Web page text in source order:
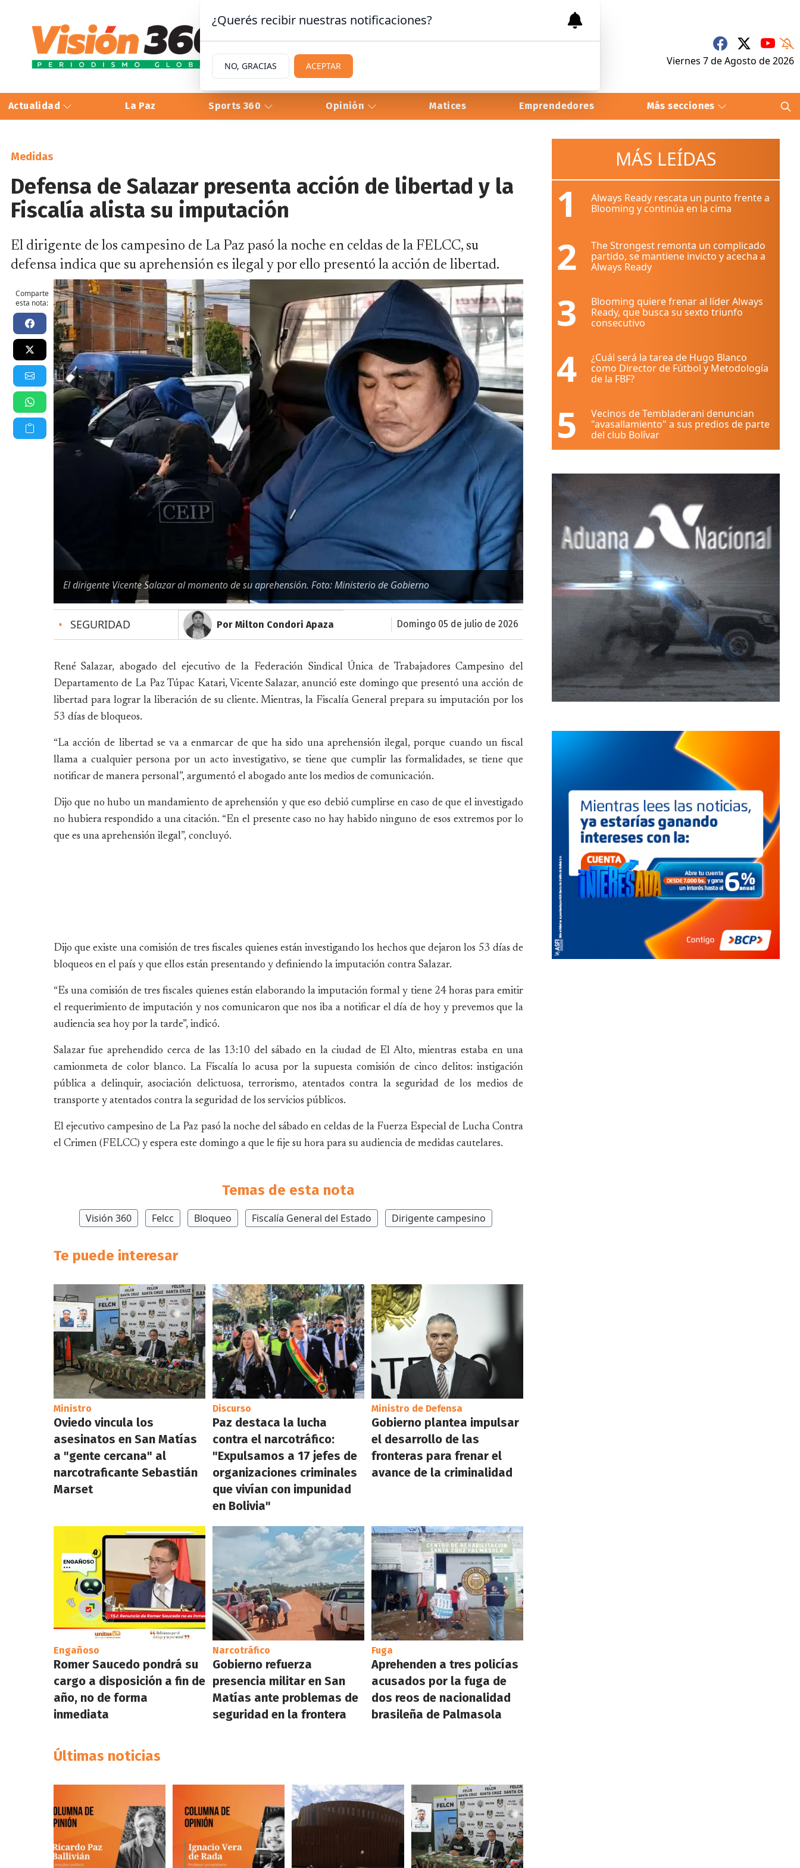
Viernes 7deAgosto de 2026
Actualidad La Paz Sports 360 Opinión Matices Emprendedores Más secciones
Medidas
Defensa de Salazar presenta acción de libertad y la
Fiscalía alista su imputación
El dirigente de los campesino de La Paz pasó la noche en celdas de la FELCC, su
defensa indica que su aprehensión es ilegal y por ello presentó la acción de libertad.
Comparte
esta nota:
El dirigente Vicente Salazar al momento de su aprehensión. Foto: Ministerio de Gobierno
• SEGURIDAD Por Milton Condori Apaza domingo 05 de julio de 2026
René Salazar, abogado del ejecutivo de la Federación Sindical Única de Trabajadores Campesino del
Departamento de La Paz Túpac Katari, Vicente Salazar, anunció este domingo que presentó una acción de
libertad para lograr la liberación de su cliente. Mientras, la Fiscalía General prepara su imputación por los
53 días de bloqueos.
“La acción de libertad se va a enmarcar de que ha sido una aprehensión ilegal, porque cuando un fiscal
llama a cualquier persona por un acto investigativo, se tiene que cumplir las formalidades, se tiene que
notificar de manera personal”, argumentó el abogado ante los medios de comunicación.
Dijo que no hubo un mandamiento de aprehensión y que eso debió cumplirse en caso de que el investigado
no hubiera respondido a una citación. “En el presente caso no hay habido ninguno de esos extremos por lo
que es una aprehensión ilegal”, concluyó.
Dijo que existe una comisión de tres fiscales quienes están investigando los hechos que dejaron los 53 días de
bloqueos en el país y que ellos están presentando y definiendo la imputación contra Salazar.
“Es una comisión de tres fiscales quienes están elaborando la imputación formal y tiene 24 horas para emitir
el requerimiento de imputación y nos comunicaron que nos iba a notificar el día de hoy y prevemos que la
audiencia sea hoy por la tarde”, indicó.
Salazar fue aprehendido cerca de las 13:10 del sábado en la ciudad de El Alto, mientras estaba en una
camionmeta de color blanco. La Fiscalía lo acusa por la supuesta comisión de cinco delitos: instigación
pública a delinquir, asociación delictuosa, terrorismo, atentados contra la seguridad de los medios de
transporte y atentados contra la seguridad de los servicios públicos.
El ejecutivo campesino de La Paz pasó la noche del sábado en celdas de la Fuerza Especial de Lucha Contra
el Crimen (FELCC) y espera este domingo a que le fije su hora para su audiencia de medidas cautelares.
Temas de esta nota
Visión 360 Felcc Bloqueo Fiscalía General del Estado Dirigente campesino
Te puede interesar
Ministro
Oviedo vincula los
asesinatos en San Matías
a "gente cercana" al
narcotraficante Sebastián
Marset
Discurso
Paz destaca la lucha
contra el narcotráfico:
"Expulsamos a 17 jefes de
organizaciones criminales
que vivían con impunidad
en Bolivia"
Ministro de Defensa
Gobierno plantea impulsar
el desarrollo de las
fronteras para frenar el
avance de la criminalidad
Engañoso
Romer Saucedo pondrá su
cargo a disposición a fin de
año, no de forma
inmediata
Narcotráfico
Gobierno refuerza
presencia militar en San
Matías ante problemas de
seguridad en la frontera
Fuga
Aprehenden a tres policías
acusados por la fuga de
dos reos de nacionalidad
brasileña de Palmasola
Últimas noticias
MÁS LEÍDAS
1
Always Ready rescata un punto frente a
Blooming y continúa en la cima
2
The Strongest remonta un complicado
partido, se mantiene invicto y acecha a
Always Ready
3
Blooming quiere frenar al líder Always
Ready, que busca su sexto triunfo
consecutivo
4
¿Cuál será la tarea de Hugo Blanco
como Director de Fútbol y Metodología
de la FBF?
5
Vecinos de Tembladerani denuncian
"avasallamiento" a sus predios de parte
del club Bolívar
¿Querés recibir nuestras notificaciones?
NO, GRACIAS ACEPTAR